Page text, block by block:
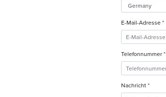
E-Mail-Adresse *
Telefonnummer *
Nachricht *